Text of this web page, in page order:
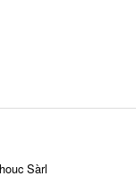
Sàrl